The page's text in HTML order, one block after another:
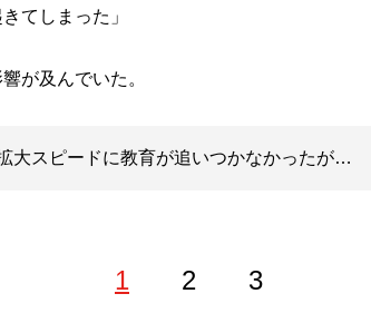
てしまった」
が及んでいた。
大スピードに教育が追いつかなかったが…
1 2 3